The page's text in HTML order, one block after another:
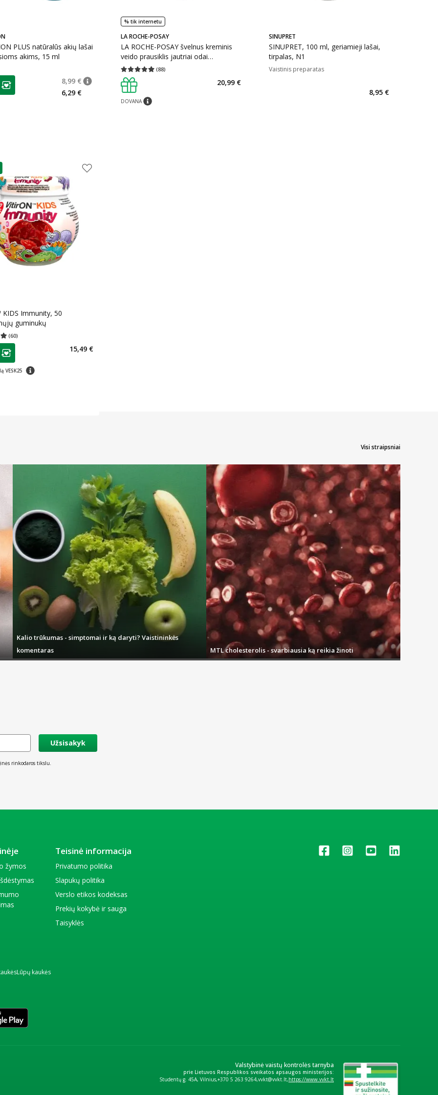
PLUS natūralūs akių lašai
akims, 15 ml
klubo narių nuolaida:
8,99 €
patarimas
Įprasta kaina: 8,99 €
6,29 €
% tik internetu
LA ROCHE-POSAY
LA ROCHE-POSAY švelnus kreminis
veido prausiklis jautriai odai
TOLERIANE, 400 ml
(88)
Vidutinis įvertinimas 4.91
DOVANApatarimas
20,99 €
SINUPRET
SINUPRET, 100 ml, geriamieji lašai,
tirpalas, N1
Vaistinis preparatas
8,95 €
Immunity, 50
guminukų
(60) 4.98
klubo narių nuolaida
VESK25 patarimas
15,49 €
Visi straipsniai
Kalio trūkumas - simptomai ir ką daryti? Vaistininkės
komentaras
MTL cholesterolis - svarbiausia ką reikia žinoti
Užsisakyk
rinkodaros tikslu.
žymos
Teisinė informacija
Privatumo politika
Slapukų politika
Verslo etikos kodeksas
Prekių kokybė ir sauga
Taisyklės
Lūpų kaukės
Valstybinė vaistų kontrolės tarnyba
prie Lietuvos Respublikos sveikatos apsaugos ministerijos:
Studentų g. 45A, Vilnius +370 5 263 9264 vvkt@vvkt.lt https://www.vvkt.lt